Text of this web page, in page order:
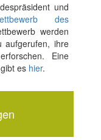
und
des
werden
aufgerufen, ihre
Eine
es hier.